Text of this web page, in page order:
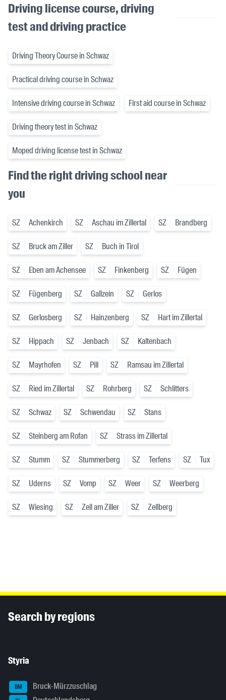
Driving license course, driving
test and driving practice
Driving Theory Course in Schwaz
Practical driving course in Schwaz
Intensive driving course in Schwaz First aid course in Schwaz
Driving theory test in Schwaz
Moped driving license test in Schwaz
Find the right driving school near
you
SZ Achenkirch SZ Aschau im Zillertal SZ Brandberg
SZ Bruck am Ziller SZ Buch in Tirol
SZ Eben am Achensee SZ Finkenberg SZ Fügen
SZ Fügenberg SZ Gallzein SZ Gerlos
SZ Gerlosberg SZ Hainzenberg SZ Hart im Zillertal
SZ Hippach SZ Jenbach SZ Kaltenbach
SZ Mayrhofen SZ Pill SZ Ramsau im Zillertal
SZ Ried im Zillertal SZ Rohrberg SZ Schlitters
SZ Schwaz SZ Schwendau SZ Stans
SZ Steinberg am Rofan SZ Strass im Zillertal
SZ Stumm SZ Stummerberg SZ Terfens SZ Tux
SZ Uderns SZ Vomp SZ Weer SZ Weerberg
SZ Wiesing SZ Zell am Ziller SZ Zellberg
Search by regions
Styria
BM Bruck-Mürzzuschlag